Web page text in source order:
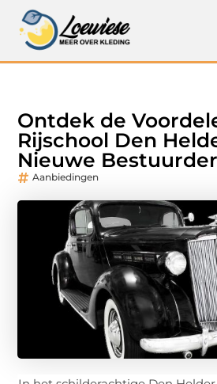
Ontdek de
Rijschool Den
Nieuwe
Aanbiedingen